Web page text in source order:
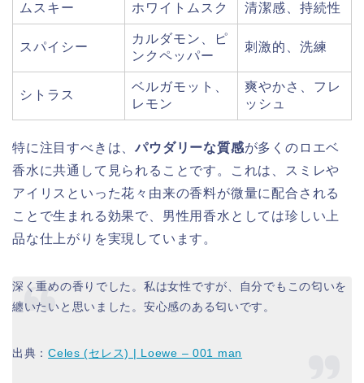
ムスキー ホワイトムスク 清潔感、持続性
スパイシー
カルダモン、ピ
ンクペッパー
刺激的、洗練
シトラス
ベルガモット、
レモン
爽やかさ、フレ
ッシュ
特に注目すべきは、パウダリーな質感が多くのロエベ
香水に共通して見られることです。これは、スミレや
アイリスといった花々由来の香料が微量に配合される
ことで生まれる効果で、男性用香水としては珍しい上
品な仕上がりを実現しています。
深く重めの香りでした。私は女性ですが、自分でもこの匂いを
纏いたいと思いました。安心感のある匂いです。
出典：Celes (セレス) | Loewe – 001 man